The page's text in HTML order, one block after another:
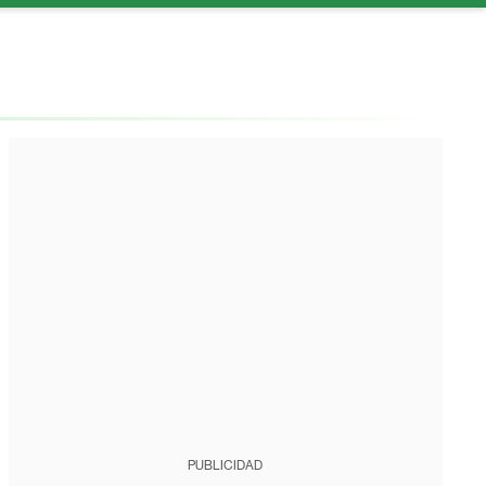
PUBLICIDAD